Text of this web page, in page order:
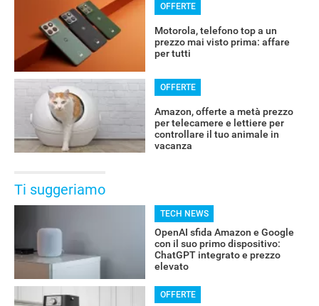
OFFERTE
Motorola, telefono top a un
prezzo mai visto prima: affare
per tutti
OFFERTE
Amazon, offerte a metà prezzo
per telecamere e lettiere per
controllare il tuo animale in
vacanza
Ti suggeriamo
TECH NEWS
OpenAI sfida Amazon e Google
con il suo primo dispositivo:
ChatGPT integrato e prezzo
elevato
OFFERTE